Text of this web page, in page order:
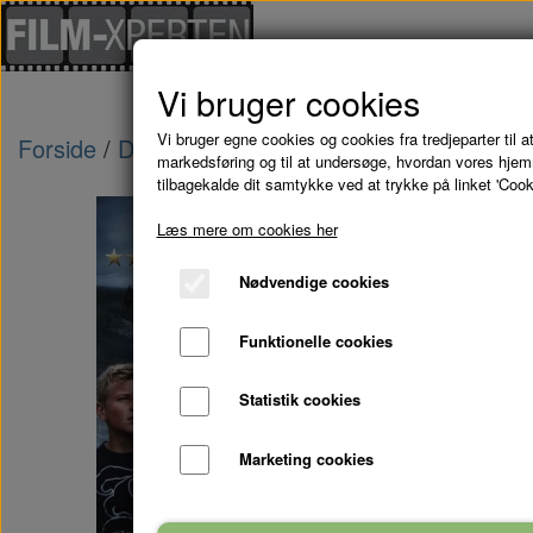
Forside Danske Film TEMPELRIDDERNES
Vi bruger cookies
Vi bruger egne cookies og cookies fra tredjeparter til
markedsføring og til at undersøge, hvordan vores
tilbagekalde dit samtykke ved at trykke på linket
Læs mere om cookies her
Nødvendige cookies
Funktionelle cookies
Statistik cookies
Marketing cookies